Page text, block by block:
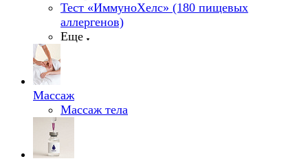
Тест «ИммуноХелс» (180 пищевых
аллергенов)
Еще
Массаж
Массаж тела